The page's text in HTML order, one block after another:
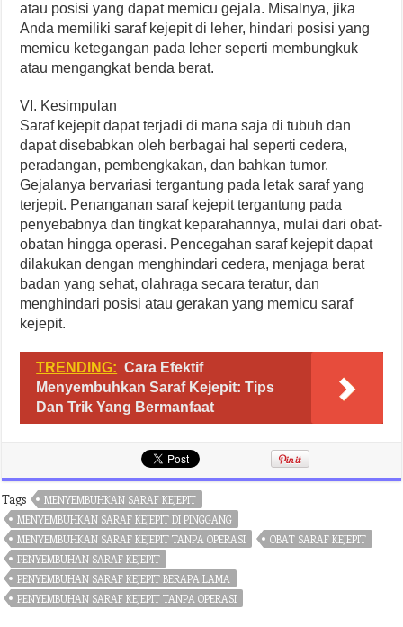
atau posisi yang dapat memicu gejala. Misalnya, jika
Anda memiliki saraf kejepit di leher, hindari posisi yang
memicu ketegangan pada leher seperti membungkuk
atau mengangkat benda berat.
VI. Kesimpulan
Saraf kejepit dapat terjadi di mana saja di tubuh dan
dapat disebabkan oleh berbagai hal seperti cedera,
peradangan, pembengkakan, dan bahkan tumor.
Gejalanya bervariasi tergantung pada letak saraf yang
terjepit. Penanganan saraf kejepit tergantung pada
penyebabnya dan tingkat keparahannya, mulai dari obat-
obatan hingga operasi. Pencegahan saraf kejepit dapat
dilakukan dengan menghindari cedera, menjaga berat
badan yang sehat, olahraga secara teratur, dan
menghindari posisi atau gerakan yang memicu saraf
kejepit.
TRENDING: Cara Efektif
Menyembuhkan Saraf Kejepit: Tips
Dan Trik Yang Bermanfaat
Tags
MENYEMBUHKAN SARAF KEJEPIT
MENYEMBUHKAN SARAF KEJEPIT DI PINGGANG
MENYEMBUHKAN SARAF KEJEPIT TANPA OPERASI
OBAT SARAF KEJEPIT
PENYEMBUHAN SARAF KEJEPIT
PENYEMBUHAN SARAF KEJEPIT BERAPA LAMA
PENYEMBUHAN SARAF KEJEPIT TANPA OPERASI